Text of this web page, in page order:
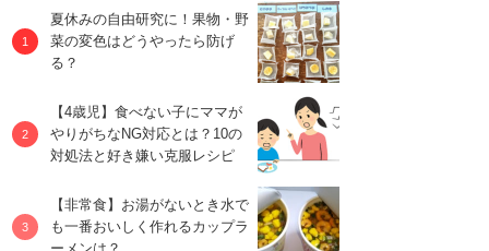
夏休みの自由研究に！果物・野
菜の変色はどうやったら防げ
る？
【4歳児】食べない子にママが
やりがちなNG対応とは？10の
対処法と好き嫌い克服レシピ
【非常食】お湯がないとき水で
も一番おいしく作れるカップラ